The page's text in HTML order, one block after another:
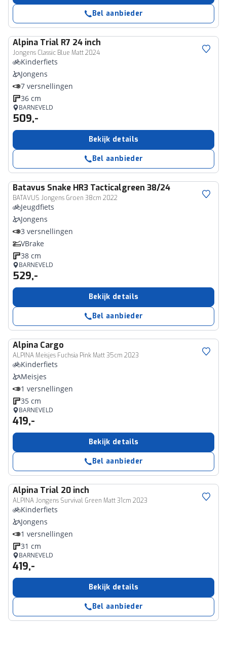
Bel aanbieder
Alpina Trial R7 24 inch
Jongens Classic Blue Matt 2024
Kinderfiets
Jongens
7 versnellingen
36 cm
BARNEVELD
509,-
Bekijk details
Bel aanbieder
Batavus Snake HR3 Tacticalgreen 38/24
BATAVUS Jongens Groen 38cm 2022
Jeugdfiets
Jongens
3 versnellingen
VBrake
38 cm
BARNEVELD
529,-
Bekijk details
Bel aanbieder
Alpina Cargo
ALPINA Meisjes Fuchsia Pink Matt 35cm 2023
Kinderfiets
Meisjes
1 versnellingen
35 cm
BARNEVELD
419,-
Bekijk details
Bel aanbieder
Alpina Trial 20 inch
ALPINA Jongens Survival Green Matt 31cm 2023
Kinderfiets
Jongens
1 versnellingen
31 cm
BARNEVELD
419,-
Bekijk details
Bel aanbieder